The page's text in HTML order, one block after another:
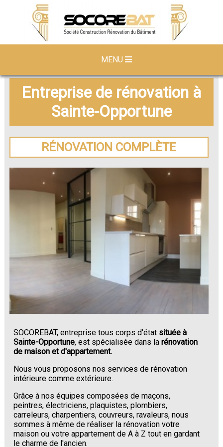
MENU
Entreprise de rénovation à
Sainte-Opportune
RÉNOVATION COMPLÈTE
SOCOREBAT, entreprise tous corps d'état située à
Sainte-Opportune, est spécialisée dans larénovation
de maison et d'appartement.
Nous vous proposons nos services de rénovation
intérieure comme extérieure.
Grâce à nos équipes composées de maçons,
peintres, électriciens, plaquistes, plombiers,
carreleurs, charpentiers, couvreurs, ravaleurs, nous
sommes à même de réaliser la rénovation votre
maison ou votre appartement de A à Z tout en gardant
le charme de l'ancien.